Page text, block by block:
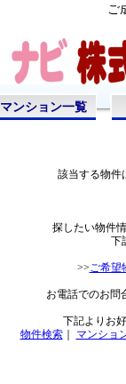
ご
マンション一覧
該当する物件
探したい物件
下
>>ご希望
お電話でのお問
下記よりお
物件検索｜ マンショ